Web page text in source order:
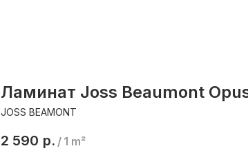
Ламинат Joss Beaumont
JOSS BEAMONT
2 590 р. / 1 m²